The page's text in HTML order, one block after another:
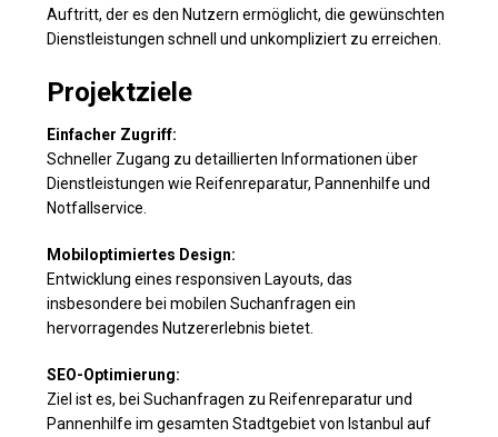
Auftritt, der es den Nutzern ermöglicht, die gewünschten
Dienstleistungen schnell und unkompliziert zu erreichen.
Projektziele
Einfacher Zugriff:
Schneller Zugang zu detaillierten Informationen über
Dienstleistungen wie Reifenreparatur, Pannenhilfe und
Notfallservice.
Mobiloptimiertes Design:
Entwicklung eines responsiven Layouts, das
insbesondere bei mobilen Suchanfragen ein
hervorragendes Nutzererlebnis bietet.
SEO-Optimierung:
Ziel ist es, bei Suchanfragen zu Reifenreparatur und
Pannenhilfe im gesamten Stadtgebiet von Istanbul auf